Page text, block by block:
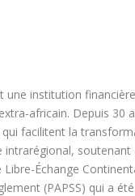
une institution
africain. Depuis 30
facilitent la
soutenant
Échange
(PAPSS) qui a